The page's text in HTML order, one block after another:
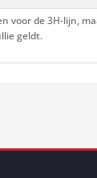
voor de 3H-lijn,
geldt.